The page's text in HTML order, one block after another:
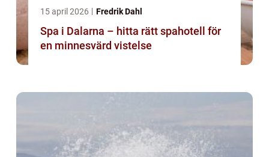
15 april 2026 Fredrik Dahl
Spa i Dalarna – hitta rätt spahotell för
en minnesvärd vistelse